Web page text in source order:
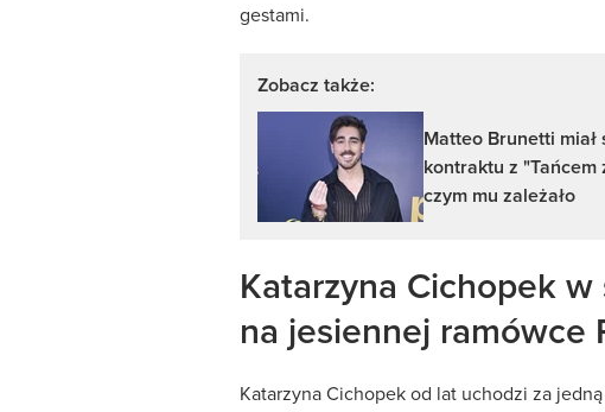
gestami.
Zobacz także:
Matteo Brunetti
kontraktu z "Tańcem
czym mu zależało
Katarzyna Cichopek
na jesiennej ramówce
Katarzyna Cichopek od lat uchodzi za